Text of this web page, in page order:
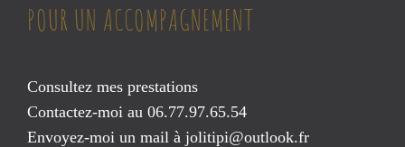
POUR UN ACCOMPAGNEMENT
Consultez mes prestations
Contactez-moi au 06.77.97.65.54
Envoyez-moi un mail à jolitipi@outlook.fr